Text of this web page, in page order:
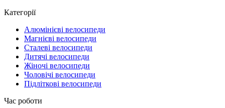
Категорії
Алюмінієві велосипеди
Магнієві велосипеди
Сталеві велосипеди
Дитячі велосипеди
Жіночі велосипеди
Чоловічі велосипеди
Підліткові велосипеди
Час роботи